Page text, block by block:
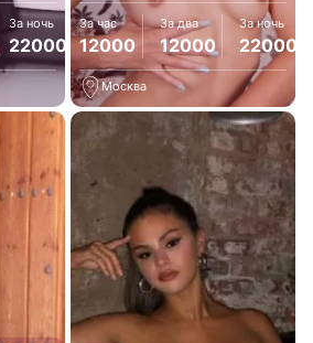
За ночь
22000
За час
12000
За два
12000
За ночь
22000
Москва